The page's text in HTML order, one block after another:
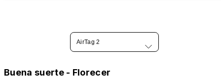
AirTag 2
Buena suerte - Florecer